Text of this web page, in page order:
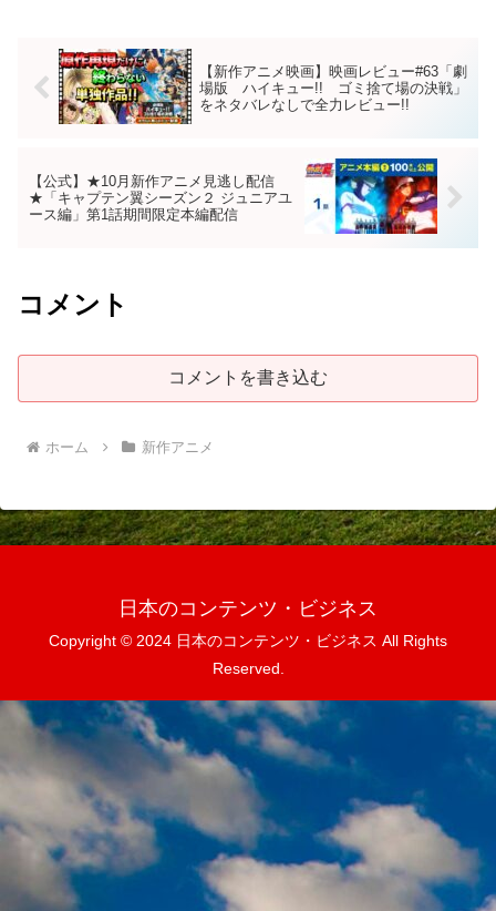
【新作アニメ映画】映画レビュー#63「劇
場版 ハイキュー!! ゴミ捨て場の決戦」
をネタバレなしで全力レビュー!!
【公式】★10月新作アニメ見逃し配信
★「キャプテン翼シーズン２ ジュニアユ
ース編」第1話期間限定本編配信
コメント
コメントを書き込む
ホーム 新作アニメ
日本のコンテンツ・ビジネス
Copyright © 2024 日本のコンテンツ・ビジネス All Rights
Reserved.